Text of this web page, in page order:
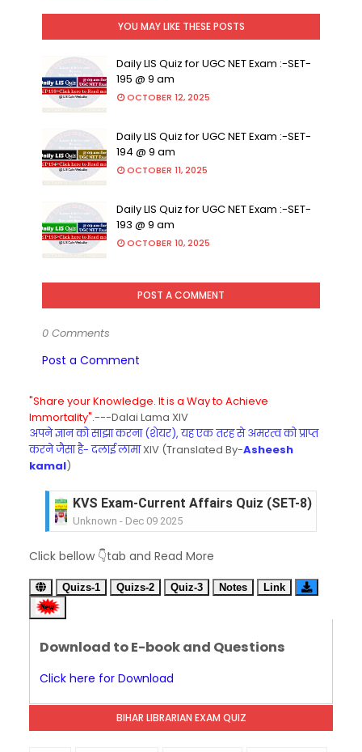
YOU MAY LIKE THESE POSTS
Daily LIS Quiz for UGC NET Exam :-SET-
195 @ 9 am
OCTOBER 12, 2025
Daily LIS Quiz for UGC NET Exam :-SET-
194 @ 9 am
OCTOBER 11, 2025
Daily LIS Quiz for UGC NET Exam :-SET-
193 @ 9 am
OCTOBER 10, 2025
POST A COMMENT
0 Comments
Post a Comment
"Share your Knowledge. It is a Way to Achieve
Immortality".---Dalai Lama XIV
अपने ज्ञान को साझा करना (शेयर), यह एक तरह से अमरत्व को प्राप्त
करने जैसा है- दलाई लामाXIV (Translated By-Asheesh
kamal)
KVS Exam-Current Affairs Quiz (SET-8) in
Unknown - Dec 09 2025
Unknown- Dec 08 2025
KVS Exam-Current Affairs Quiz (SET-6) in
Unknown-Dec 07 2025
KVS Exam-Current Affairs Quiz (SET-4) in
KVS Exam-Current Affairs Quiz (SET-3) in Hindi
Unknown-Dec 04 2025
KVS Exam-Current Affairs Quiz (SET-2) in
Click bellow 👇tab and Read More
Quizs-1 Quizs-2 Quiz-3 Notes Link
Download to E-book and Questions
Click here for Download
BIHAR LIBRARIAN EXAM QUIZ